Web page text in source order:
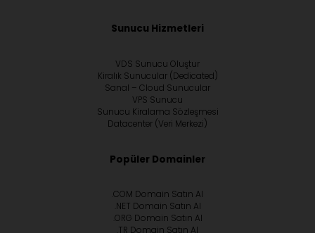
Sunucu Hizmetleri
VDS Sunucu Oluştur
Kiralık Sunucular (Dedicated)
Sanal – Cloud Sunucular
VPS Sunucu
Sunucu Kiralama Sözleşmesi
Datacenter (Veri Merkezi)
Popüler Domainler
.COM Domain Satın Al
.NET Domain Satın Al
.ORG Domain Satın Al
.TR Domain Satın Al